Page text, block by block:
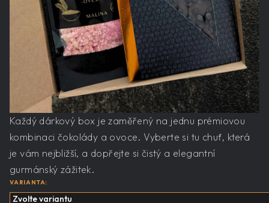
Každý dárkový box je zaměřený na jednu prémiovou
kombinaci čokolády a ovoce. Vyberte si tu chuť, která
je vám nejbližší, a dopřejte si čistý a elegantní
gurmánský zážitek.
VARIANTA: